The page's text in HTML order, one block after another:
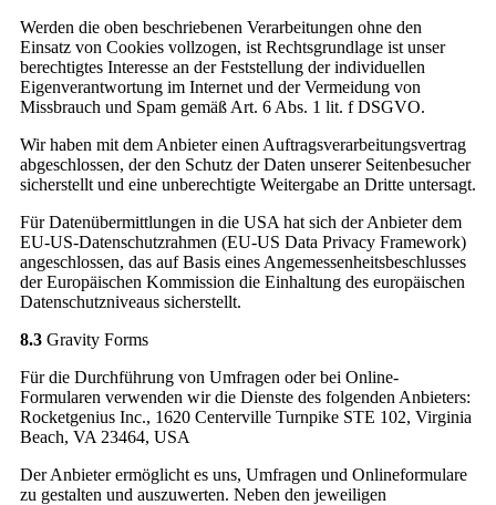
Werden die oben beschriebenen Verarbeitungen ohne den
Einsatz von Cookies vollzogen, ist Rechtsgrundlage ist unser
berechtigtes Interesse an der Feststellung der individuellen
Eigenverantwortung im Internet und der Vermeidung von
Missbrauch und Spam gemäß Art. 6 Abs. 1 lit. f DSGVO.
Wir haben mit dem Anbieter einen Auftragsverarbeitungsvertrag
abgeschlossen, der den Schutz der Daten unserer Seitenbesucher
sicherstellt und eine unberechtigte Weitergabe an Dritte untersagt.
Für Datenübermittlungen in die USA hat sich der Anbieter dem
EU-US-Datenschutzrahmen (EU-US Data Privacy Framework)
angeschlossen, das auf Basis eines Angemessenheitsbeschlusses
der Europäischen Kommission die Einhaltung des europäischen
Datenschutzniveaus sicherstellt.
8.3 Gravity Forms
Für die Durchführung von Umfragen oder bei Online-
Formularen verwenden wir die Dienste des folgenden Anbieters:
Rocketgenius Inc., 1620 Centerville Turnpike STE 102, Virginia
Beach, VA 23464, USA
Der Anbieter ermöglicht es uns, Umfragen und Onlineformulare
zu gestalten und auszuwerten. Neben den jeweiligen